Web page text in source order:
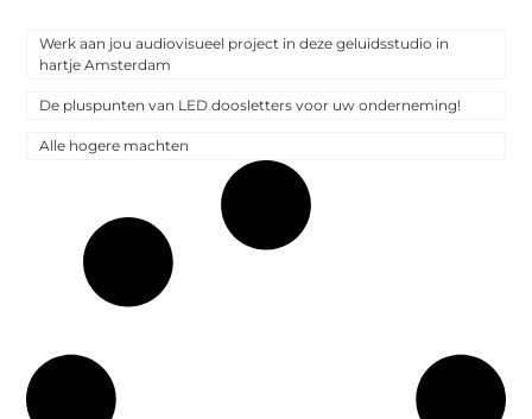
Werk aan jou audiovisueel project in deze geluidsstudio in
hartje Amsterdam
De pluspunten van LED doosletters voor uw onderneming!
Alle hogere machten